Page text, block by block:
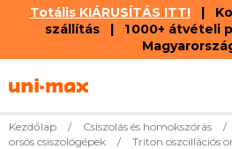
Totális KIÁRUSÍTÁS ITT!|
szállítás | 1 000+ átvételi
tartalomhoz
Kezdőlap / Csiszolás és homokszórás /
orsós csiszológépek
/ Triton oszcillációs